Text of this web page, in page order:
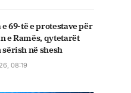
e 69-të e protestave për
e Ramës, qytetarët
në shesh
08:19